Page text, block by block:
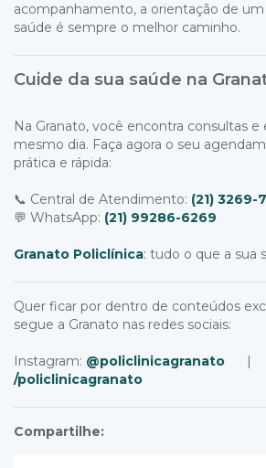
acompanhamento, a orientação de
saúde é sempre o melhor caminho.
Cuide da sua saúde na
Na Granato, você encontra consultas e
mesmo dia. Faça agora o seu
prática e rápida:
📞 Central de Atendimento: (21) 3269-
💬 WhatsApp: (21) 99286-6269
Granato Policlínica: tudo o que a sua
Quer ficar por dentro de conteúdos
segue a Granato nas redes sociais:
Instagram: @policlinicagranato
|
/policlinicagranato
Compartilhe: